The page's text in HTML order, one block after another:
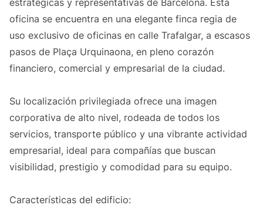
estratégicas y representativas de Barcelona. Esta
oficina se encuentra en una elegante finca regia de
uso exclusivo de oficinas en calle Trafalgar, a escasos
pasos de Plaça Urquinaona, en pleno corazón
financiero, comercial y empresarial de la ciudad.
Su localización privilegiada ofrece una imagen
corporativa de alto nivel, rodeada de todos los
servicios, transporte público y una vibrante actividad
empresarial, ideal para compañías que buscan
visibilidad, prestigio y comodidad para su equipo.
Características del edificio: